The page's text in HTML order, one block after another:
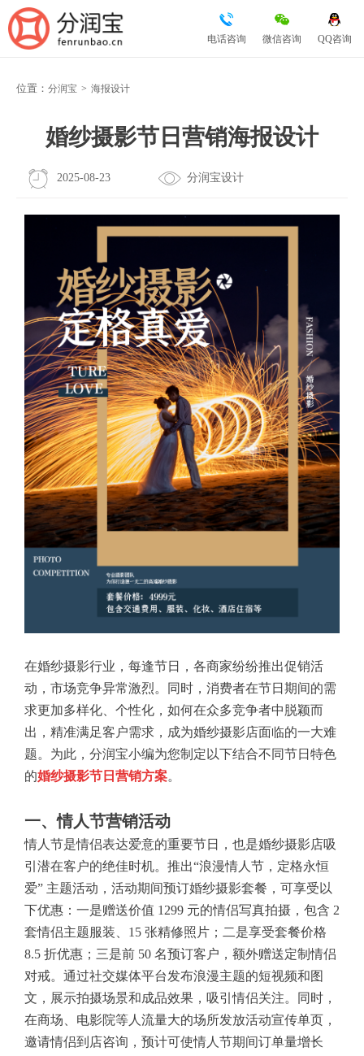
QQ咨询
微信咨询
电话咨询
位置： 分润宝 > 海报设计
婚纱摄影节日营销海报设计
2025-08-23 分润宝设计
在婚纱摄影行业，每逢节日，各商家纷纷推出促销活
动，市场竞争异常激烈。同时，消费者在节日期间的需
求更加多样化、个性化，如何在众多竞争者中脱颖而
出，精准满足客户需求，成为婚纱摄影店面临的一大难
题。为此，分润宝小编为您制定以下结合不同节日特色
的婚纱摄影节日营销方案。
一、情人节营销活动
情人节是情侣表达爱意的重要节日，也是婚纱摄影店吸
引潜在客户的绝佳时机。推出“浪漫情人节，定格永恒
爱” 主题活动，活动期间预订婚纱摄影套餐，可享受以
下优惠：一是赠送价值 1299 元的情侣写真拍摄，包含 2
套情侣主题服装、15 张精修照片；二是享受套餐价格
8.5 折优惠；三是前 50 名预订客户，额外赠送定制情侣
对戒。通过社交媒体平台发布浪漫主题的短视频和图
文，展示拍摄场景和成品效果，吸引情侣关注。同时，
在商场、电影院等人流量大的场所发放活动宣传单页，
邀请情侣到店咨询，预计可使情人节期间订单量增长